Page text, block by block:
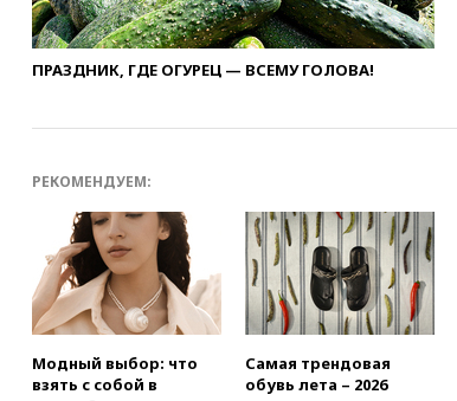
ПРАЗДНИК, ГДЕ ОГУРЕЦ — ВСЕМУ ГОЛОВА!
РЕКОМЕНДУЕМ:
Модный выбор: что
взять с собой в
Самая трендовая
обувь лета – 2026